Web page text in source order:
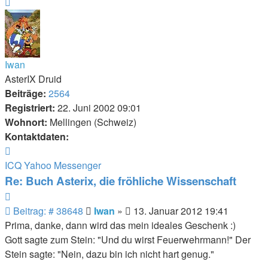
oben
Iwan
AsterIX Druid
Beiträge: 2564
Registriert: 22. Juni 2002 09:01
Wohnort: Mellingen (Schweiz)
Kontaktdaten:
von
Iwan
ICQYahoo Messenger
Re: Buch Asterix, die fröhliche Wissenschaft
Beitrag: # 38648 Beitrag
Iwan »
13. Januar 2012 19:41
Prima, danke, dann wird das mein ideales Geschenk :)
Gott sagte zum Stein: "Und du wirst Feuerwehrmann!" Der
Stein sagte: "Nein, dazu bin ich nicht hart genug."